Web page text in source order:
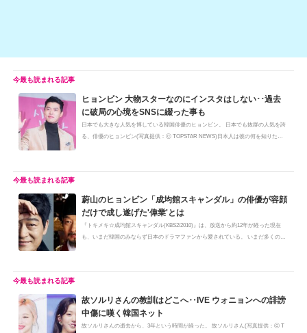
ヒョンビン 大物スターなのにインスタはしない･･過去
に破局の心境をSNSに綴った事も
日本でも大きな人気を博している韓国俳優のヒョンビン。 日本でも抜群の人気を誇
る、俳優のヒョンビン(写真提供：ⓒ TOPSTAR NEWS)日本人は彼の何を知りたが
蔚山のヒョンビン「成均館スキャンダル」の俳優が容顔
だけで成し遂げた'偉業'とは
『トキメキ☆成均館スキャンダル(KBS2/2010)』は、放送から約12年が経った現在
も、いまだ韓国のみならず日本のドラマファンから愛されている。 いまだ多くの
故ソルリさんの教訓はどこへ‥IVE ウォニョンへの誹謗
中傷に嘆く韓国ネット
故ソルリさんの逝去から、3年という時間が経った。 故ソルリさん(写真提供：ⓒ T